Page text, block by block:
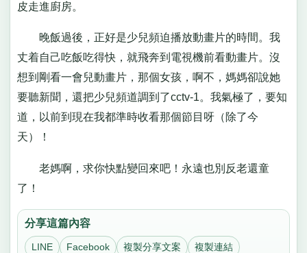
皮走進廚房。
晚飯過後，正好是少兒頻迫播放動畫片的時間。我
丈着自己吃飯吃得快，就飛奔到電視機前看動畫片。沒
想到剛看一會兒動畫片，那個女孩，啊不，媽媽卻說她
要聽新聞，還把少兒頻道調到了cctv-1。我氣極了，要知
道，以前到現在我都準時收看那個節目呀（除了今
天）！
老媽啊，求你快點變回來吧！永遠也別反老還童
了！
分享這篇內容
LINE Facebook 複製分享文案 複製連結